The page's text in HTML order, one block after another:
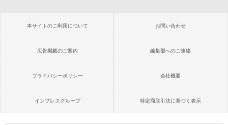
本サイトのご利用について お問い合わせ
広告掲載のご案内 編集部へのご連絡
プライバシーポリシー 会社概要
インプレスグループ 特定商取引法に基づく表示